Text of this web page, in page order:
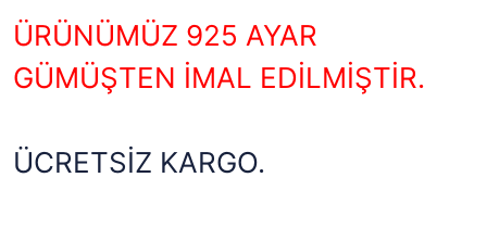
ÜRÜNÜMÜZ 925 AYAR
GÜMÜŞTEN İMAL EDİLMİŞTİR.
ÜCRETSİZ KARGO.